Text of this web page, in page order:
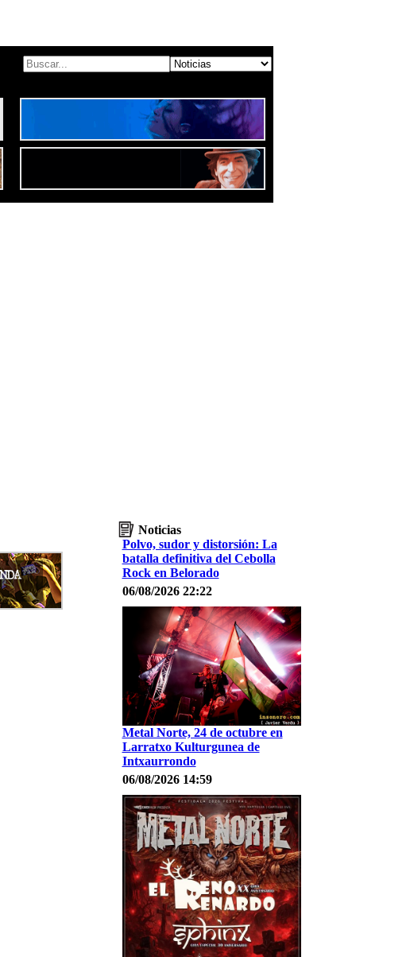
Noticias
Polvo, sudor y distorsión: La
batalla definitiva del Cebolla
Rock en Belorado
06/08/2026 22:22
Metal Norte, 24 de octubre en
Larratxo Kulturgunea de
Intxaurrondo
06/08/2026 14:59